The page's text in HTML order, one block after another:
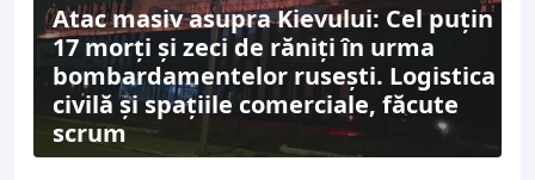
Atac masiv asupra Kievului: Cel puțin
17 morți și zeci de răniți în urma
bombardamentelor rusești. Logistica
civilă și spațiile comerciale, făcute
scrum